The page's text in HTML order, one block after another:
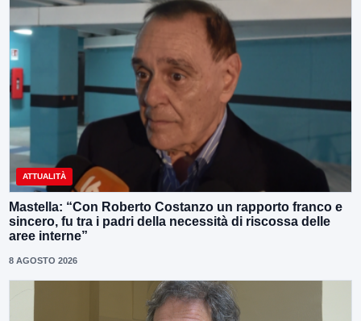
ATTUALITÀ
Mastella: “Con Roberto Costanzo un rapporto franco e
sincero, fu tra i padri della necessità di riscossa delle
aree interne”
8 AGOSTO 2026